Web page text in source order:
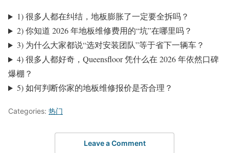
1) 很多人都在纠结，地板膨胀了一定要全拆吗？
2) 你知道 2026 年地板维修费用的“坑”在哪里吗？
3) 为什么大家都说“选对安装团队”等于省下一辆车？
4) 很多人都好奇，Queensfloor 凭什么在 2026 年依然口碑
爆棚？
5) 如何判断你家的地板维修报价是否合理？
Categories: 热门
Leave a Comment